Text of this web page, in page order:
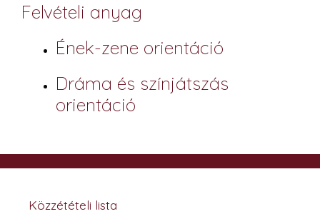
Felvételi anyag
Ének-zene orientáció
Dráma és színjátszás
orientáció
Közzétételi lista